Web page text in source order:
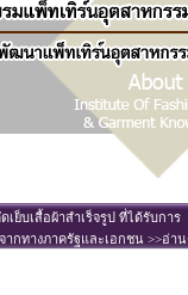
เย็บเสื้อผ้าสำเร็จรูป ที่ได้รับการ
ากทางภาครัฐและเอกชน >>อ่า